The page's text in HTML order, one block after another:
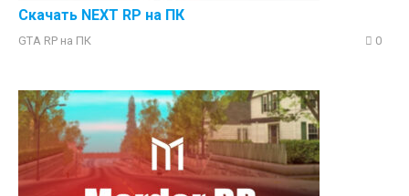
Скачать NEXT RP на ПК
GTA RP на ПК 0